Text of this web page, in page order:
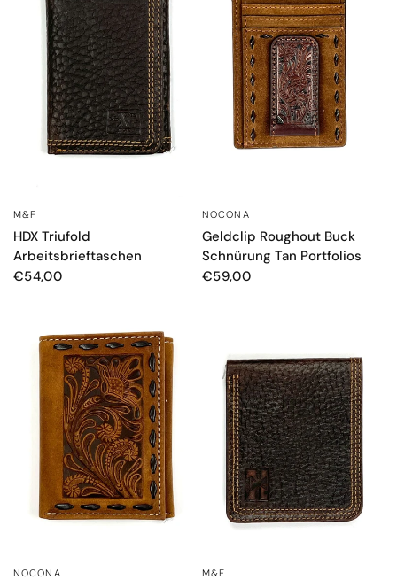
M&F
HDX Triufold
Arbeitsbrieftaschen
€54,00
NOCONA
Geldclip Roughout Buck
Schnürung Tan Portfolios
€59,00
NOCONA M&F